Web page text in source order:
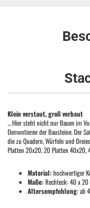
Klein verstaut, groß verbaut
... Hier steht nicht nur Bauen im
Demontieren der Bausteine. Der
die zu Quadern, Würfeln und
Platten 20x20, 20 Platten 40x20,
Material: hochwertiger
Maße: Rechteck: 40 x
Altersempfehlung: ab